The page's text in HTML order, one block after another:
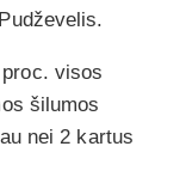
visos
šilumos
nei 2 kartus